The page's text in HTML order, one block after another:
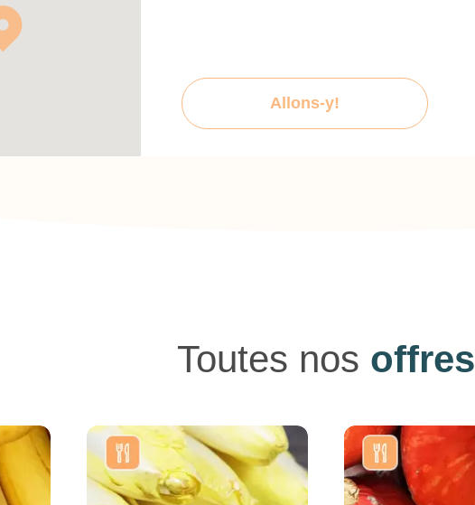
Allons-y!
Toutes nos offres